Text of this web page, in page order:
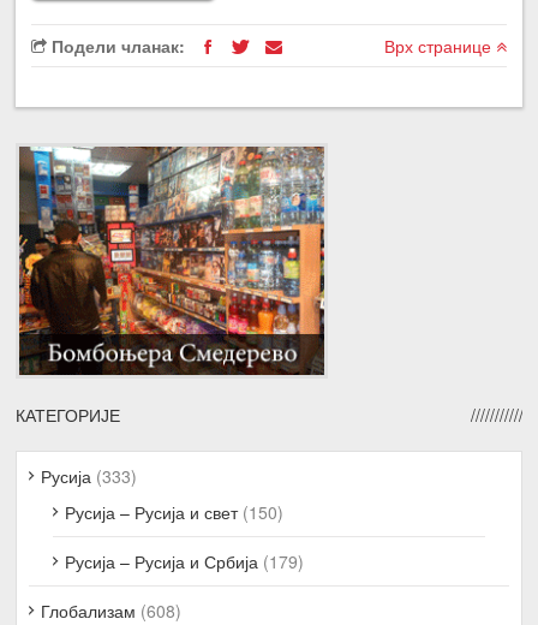
Подели чланак: Врх странице
КАТЕГОРИЈЕ
Русија (333)
Русија – Русија и свет(150)
Русија – Русија и Србија (179)
Глобализам (608)